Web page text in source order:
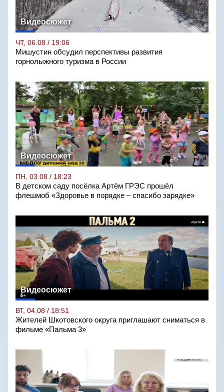
Видеосюжет
ЧТ, 06.08 / 19:06
Мишустин обсудил перспективы развития
горнолыжного туризма в России
Видеосюжет
ПН, 03.08 / 18:23
В детском саду посёлка Артём ГРЭС прошёл
флешмоб «Здоровье в порядке – спасибо зарядке»
Видеосюжет
ВТ, 04.08 / 18:51
Жителей Шкотовского округа приглашают сниматься в
фильме «Пальма 3»